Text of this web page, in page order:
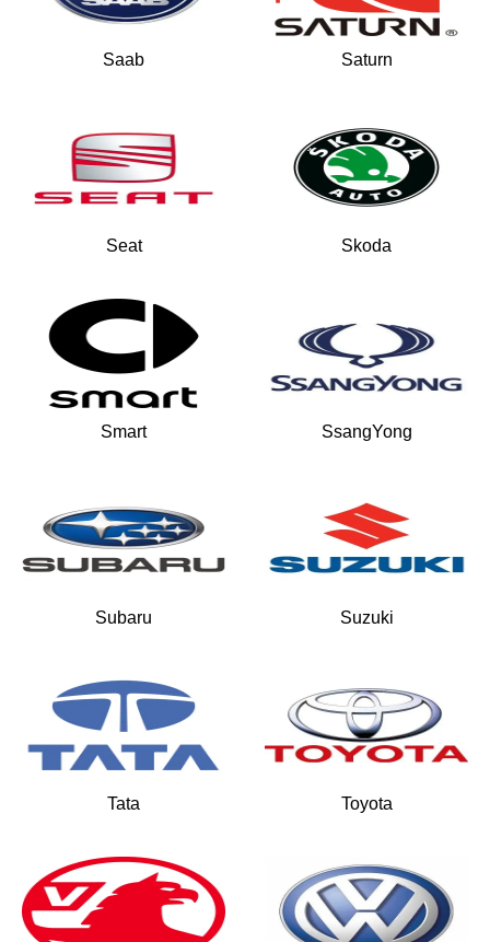
Saab Saturn
Seat Skoda
Smart SsangYong
Subaru Suzuki
Tata Toyota